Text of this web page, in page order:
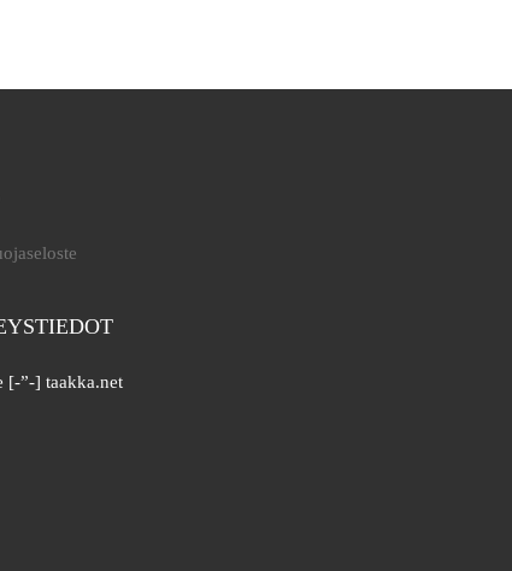
[-”-] taakka.net